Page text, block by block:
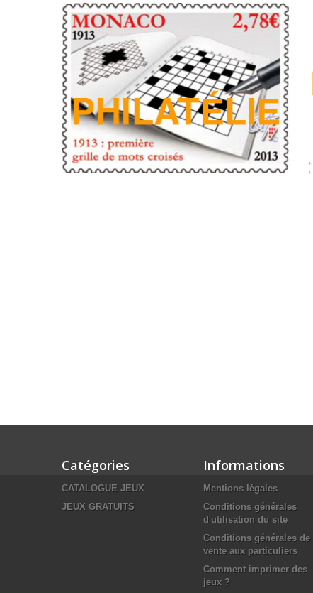
Catégories
CATALOGUE JEUX
JEUX GRATUITS
Informations
Mentions légales
Conditions générales
d'utilisation du site
Conditions générales de
vente aux particuliers
Comment imprimer des
jeux ?